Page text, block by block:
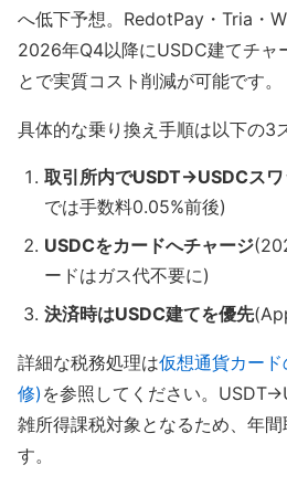
へ低下予想。RedotPay・Tria・
2026年Q4以降にUSDC建てチャ
とで実質コスト削減が可能です。
具体的な乗り換え手順は以下の3
取引所内でUSDT→USDCスワ
では手数料0.05%前後)
USDCをカードへチャージ
ードはガス代不要に)
決済時はUSDC建てを優先
詳細な税務処理は仮想通貨カー
修) を参照してください。
雑所得課税対象となるため、年
す。